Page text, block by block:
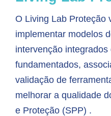
O Living Lab Proteção
implementar modelos
intervenção
fundamentados,
validação de
melhorar a qualidade
e Proteção (SPP) .